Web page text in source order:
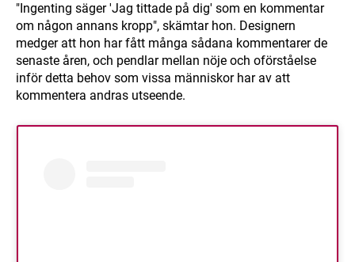
"Ingenting säger 'Jag tittade på dig' som en kommentar
om någon annans kropp", skämtar hon. Designern
medger att hon har fått många sådana kommentarer de
senaste åren, och pendlar mellan nöje och oförståelse
inför detta behov som vissa människor har av att
kommentera andras utseende.